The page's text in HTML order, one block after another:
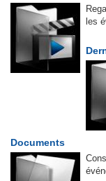
les
Documents